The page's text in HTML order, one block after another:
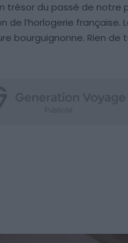
trésor du passé de notre
l’horlogerie française.
bourguignonne. Rien de